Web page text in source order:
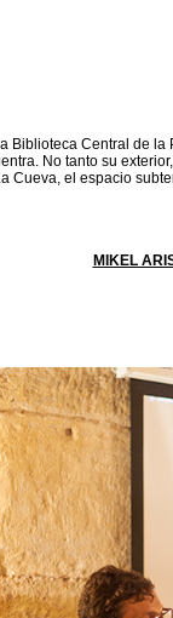
Biblioteca Central de
No tanto su
Cueva, el espacio
MIKEL